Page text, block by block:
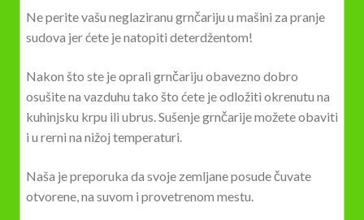
Ne perite vašu neglaziranu grnčariju u mašini za pranje
sudova jer ćete je natopiti deterdžentom!
Nakon što ste je oprali grnčariju obavezno dobro
osušite na vazduhu tako što ćete je odložiti okrenutu na
kuhinjsku krpu ili ubrus. Sušenje grnčarije možete obaviti
i u rerni na nižoj temperaturi.
Naša je preporuka da svoje zemljane posude čuvate
otvorene, na suvom i provetrenom mestu.